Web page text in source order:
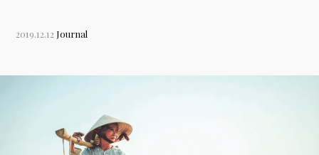
2019.12.12 Journal